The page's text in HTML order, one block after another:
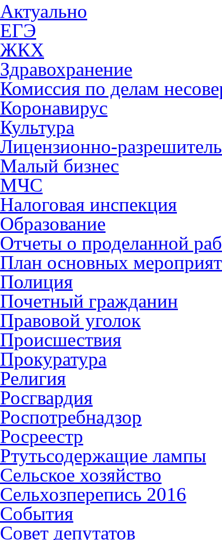
Актуально
ЕГЭ
ЖКХ
Здравохранение
Комиссия по делам
Коронавирус
Культура
Лицензионно-
Малый бизнес
МЧС
Налоговая инспекция
Образование
Отчеты о проделанной
План основных
Полиция
Почетный гражданин
Правовой уголок
Происшествия
Прокуратура
Религия
Росгвардия
Роспотребнадзор
Росреестр
Ртутьсодержащие лампы
Сельское хозяйство
Сельхозперепись 2016
События
Совет депутатов